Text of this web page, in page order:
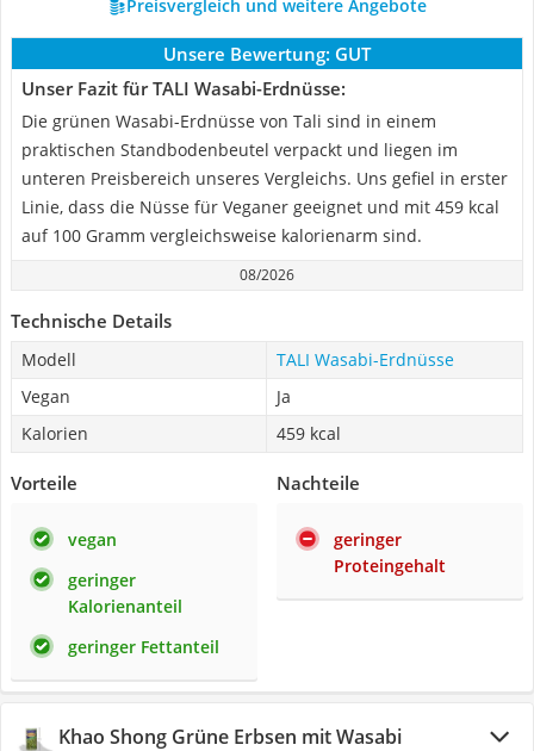
Preisvergleich und weitere Angebote
Unsere Bewertung: GUT
Unser Fazit für TALI Wasabi-Erdnüsse:
Die grünen Wasabi-Erdnüsse von Tali sind in einem
praktischen Standbodenbeutel verpackt und liegen im
unteren Preisbereich unseres Vergleichs. Uns gefiel in erster
Linie, dass die Nüsse für Veganer geeignet und mit 459 kcal
auf 100 Gramm vergleichsweise kalorienarm sind.
08/2026
Technische Details
Modell
TALI Wasabi-Erdnüsse
Vegan
Ja
Kalorien
459 kcal
Vorteile
vegan
geringer
Kalorienanteil
geringer Fettanteil
Nachteile
geringer
Proteingehalt
Khao Shong Grüne Erbsen mit Wasabi